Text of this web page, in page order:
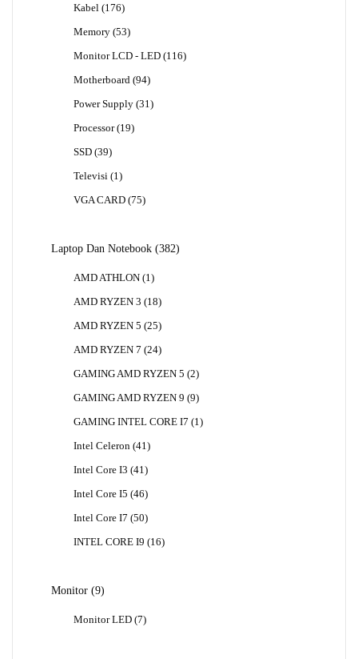
Kabel
176176
Memory 5353
Monitor LCD - LED 116116
Motherboard 9494
Power Supply 31 31
Processor 1919
SSD 3939
Televisi
1 1
VGA CARD 7575
Laptop Dan Notebook 382382
AMD ATHLON 1 1
AMD RYZEN 3
1818
AMD RYZEN 5 2525
AMD RYZEN 7 2424
GAMING AMD RYZEN 5 22
GAMING AMD RYZEN 9 99
GAMING INTEL CORE I7
1 1
Intel Celeron 41 41
Intel Core I3 41 41
Intel Core I5 4646
Intel Core I7 5050
INTEL CORE I9
1616
Monitor 99
Monitor LED 77